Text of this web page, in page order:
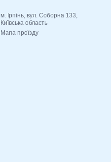
м. Ірпінь, вул. Соборна 133,
Київська область
Мапа проїзду